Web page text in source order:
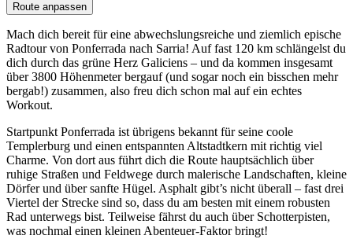
Route anpassen
Mach dich bereit für eine abwechslungsreiche und ziemlich epische
Radtour von Ponferrada nach Sarria! Auf fast 120 km schlängelst du
dich durch das grüne Herz Galiciens – und da kommen insgesamt
über 3800 Höhenmeter bergauf (und sogar noch ein bisschen mehr
bergab!) zusammen, also freu dich schon mal auf ein echtes
Workout.
Startpunkt Ponferrada ist übrigens bekannt für seine coole
Templerburg und einen entspannten Altstadtkern mit richtig viel
Charme. Von dort aus führt dich die Route hauptsächlich über
ruhige Straßen und Feldwege durch malerische Landschaften, kleine
Dörfer und über sanfte Hügel. Asphalt gibt’s nicht überall – fast drei
Viertel der Strecke sind so, dass du am besten mit einem robusten
Rad unterwegs bist. Teilweise fährst du auch über Schotterpisten,
was nochmal einen kleinen Abenteuer-Faktor bringt!